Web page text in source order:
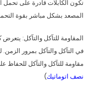
تكون الكابلات قادرة على تحمل
المصعد بشكل مباشر بقوة
المقاومة للتآكل والتآكل:
في التآكل والتآكل بمرور
مقاومة للتآكل والتآكل للحفاظ
نصف اتوماتيك)